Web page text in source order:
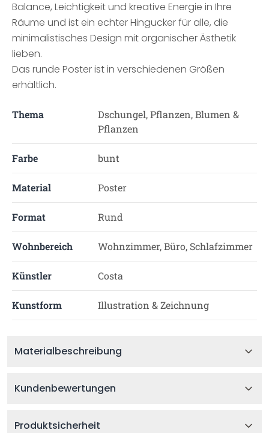
Balance, Leichtigkeit und kreative Energie in Ihre
Räume und ist ein echter Hingucker für alle, die
minimalistisches Design mit organischer Ästhetik
lieben.
Das runde Poster ist in verschiedenen Größen
erhältlich.
Thema
Dschungel, Pflanzen, Blumen &
Pflanzen
Farbe bunt
Material Poster
Format Rund
Wohnbereich Wohnzimmer, Büro, Schlafzimmer
Künstler Costa
Kunstform Illustration & Zeichnung
Materialbeschreibung
Kundenbewertungen
Produktsicherheit